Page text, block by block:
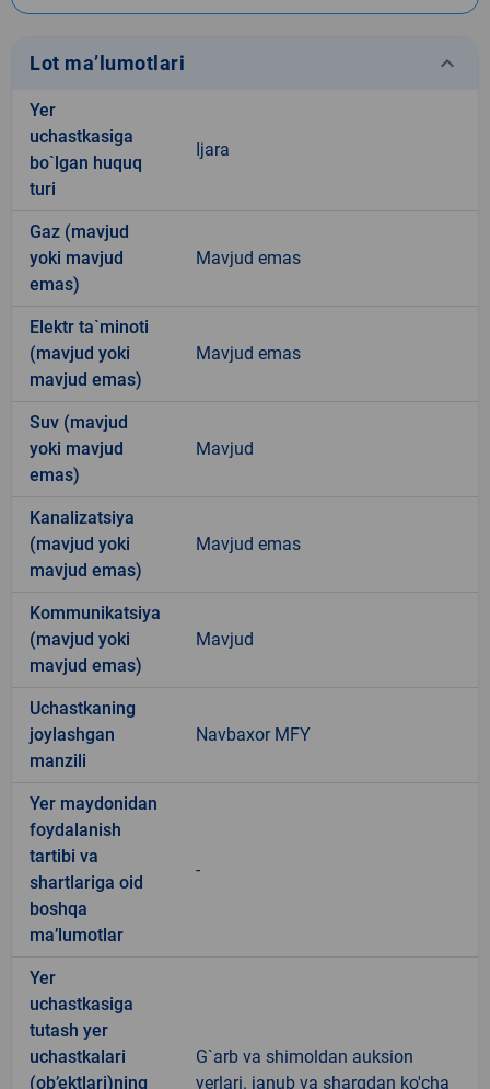
Lot ma’lumotlari keyboard_arrow_down
Yer
uchastkasiga
bo`lgan huquq
turi
Ijara
Gaz (mavjud
yoki mavjud
emas)
Mavjud emas
Elektr ta`minoti
(mavjud yoki
mavjud emas)
Mavjud emas
Suv (mavjud
yoki mavjud
emas)
Mavjud
Kanalizatsiya
(mavjud yoki
mavjud emas)
Mavjud emas
Kommunikatsiya
(mavjud yoki
mavjud emas)
Mavjud
Uchastkaning
joylashgan
manzili
Navbaxor MFY
Yer maydonidan
foydalanish
tartibi va
shartlariga oid
boshqa
ma’lumotlar
-
Yer
uchastkasiga
tutash yer
uchastkalari
(ob’ektlari)ning
G`arb va shimoldan auksion
yerlari. janub va sharqdan ko'cha